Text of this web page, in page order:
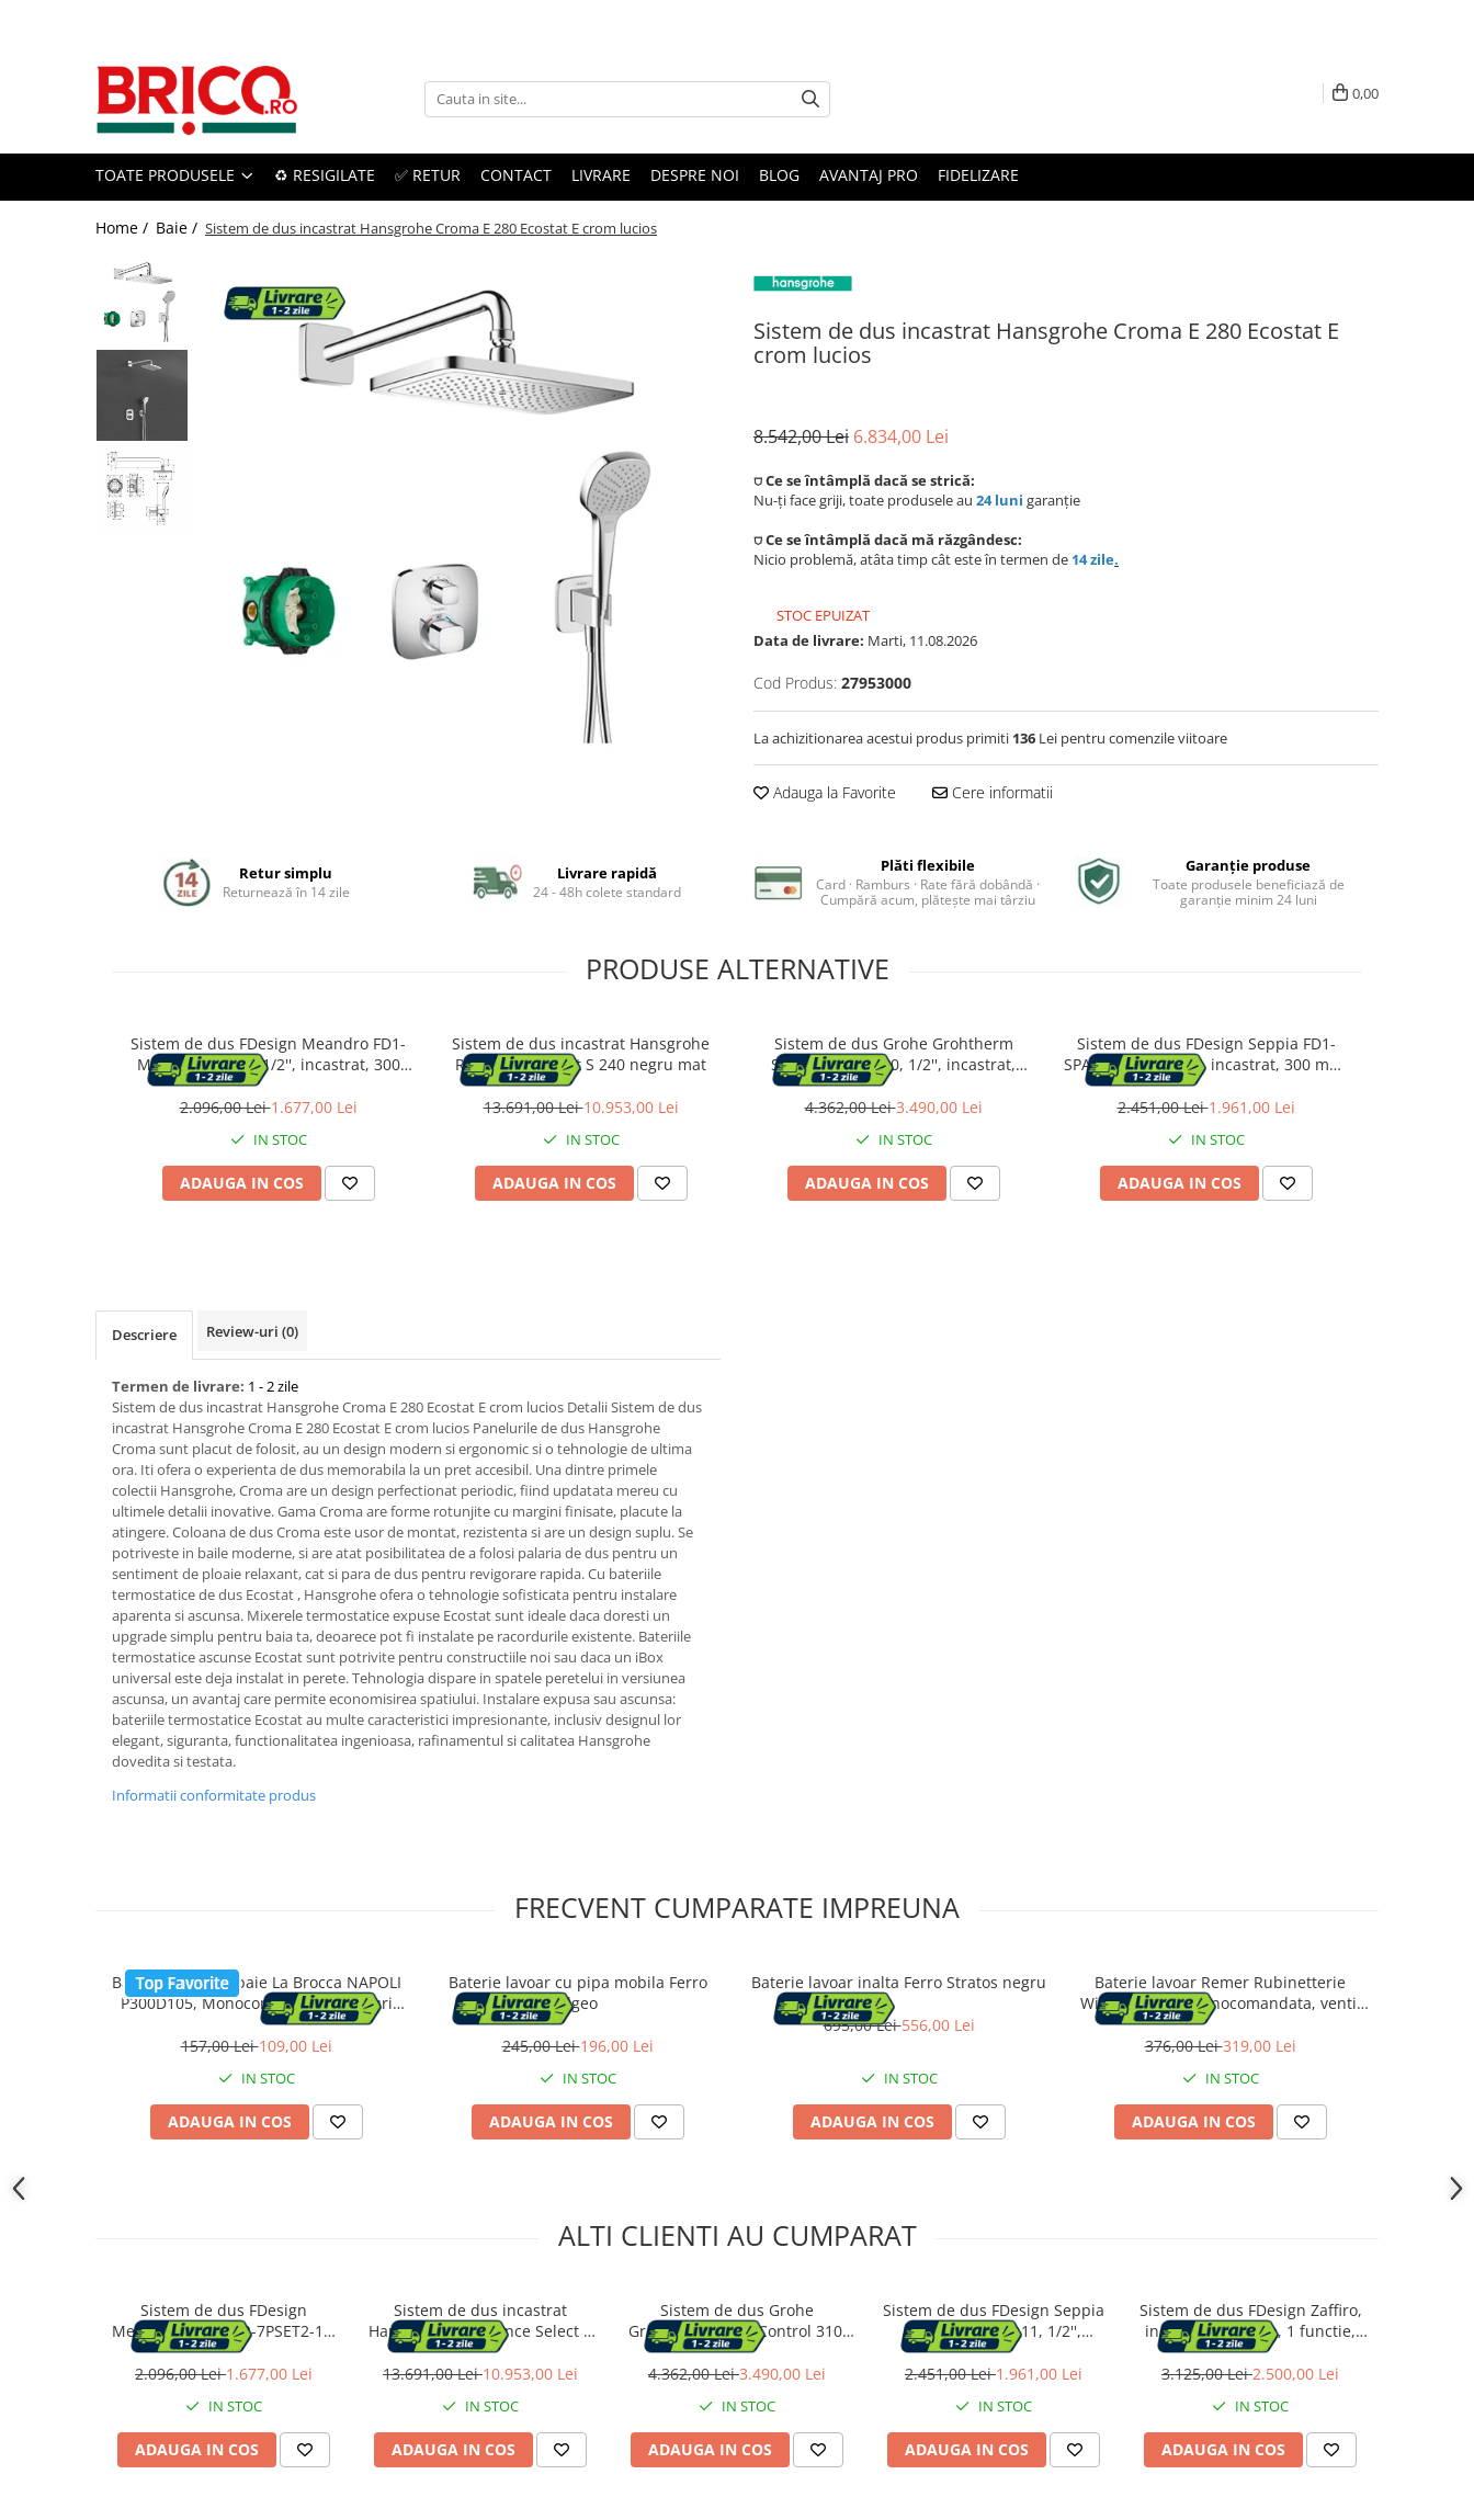
Toate Produsele
Baterii sanitare
Baterii chiuveta baie
Baterii cada si dus
Baterii bideu si dus igienic
Accesorii baterii
Sisteme de dus
Coloane de dus
Aparate de tuns & ras
Cantare corporale
Mobilier pentru baie
Dulapuri baie
Mobilier baie
Suporturi si accesorii de baie
Bucatarie
Mese bucatarie si living
Scaune bucatarie & living
0,00
TOATE PRODUSELE ♻️ RESIGILATE ✅ RETUR CONTACT LIVRARE DESPRE NOI BLOG AVANTAJ PRO FIDELIZARE
Home / Baie / Sistem de dus incastrat Hansgrohe Croma E 280 Ecostat E crom lucios
Sistem de dus incastrat Hansgrohe Croma E 280 Ecostat E
crom lucios
8.542,00 Lei 6.834,00 Lei
⛉ Ce se întâmplă dacă se strică:
Nu-ți face griji, toate produsele au 24 luni garanție
⛉ Ce se întâmplă dacă mă răzgândesc:
Nicio problemă, atâta timp cât este în termen de 14 zile.
STOC EPUIZAT
Data de livrare: Marti, 11.08.2026
Cod Produs: 27953000
La achizitionarea acestui produs primiti 136 Lei pentru comenzile viitoare
Adauga la Favorite Cere informatii
Retur simplu
Returnează în 14 zile
Livrare rapidă
24 - 48h colete standard
Plăti flexibile
Card · Ramburs · Rate fără dobândă ·
Cumpără acum, plătește mai târziu
Garanție produse
Toate produsele beneficiază de
garanție minim 24 luni
PRODUSE ALTERNATIVE
Sistem de dus FDesign Meandro FD1-
MDR-7PSET2-11, 1/2'', incastrat, 300
mm, 1 pulverizare, anti-calcar, crom
2.096,00 Lei1.677,00 Lei
IN STOC
ADAUGA IN COS
Sistem de dus incastrat Hansgrohe
Raindance Select S 240 negru mat
13.691,00 Lei10.953,00 Lei
IN STOC
ADAUGA IN COS
Sistem de dus Grohe Grohtherm
SmartControl 310, 1/2'', incastrat,
termostat
4.362,00 Lei3.490,00 Lei
IN STOC
ADAUGA IN COS
Sistem de dus FDesign Seppia FD1-
SPA-7PSET-11, 1/2'', incastrat, 300 mm,
1 pulverizare, anti-calcar, crom
2.451,00 Lei1.961,00 Lei
IN STOC
ADAUGA IN COS
Descriere Review-uri (0)
Termen de livrare: 1 - 2 zile
Sistem de dus incastrat Hansgrohe Croma E 280 Ecostat E crom lucios Detalii Sistem de dus
incastrat Hansgrohe Croma E 280 Ecostat E crom lucios Panelurile de dus Hansgrohe
Croma sunt placut de folosit, au un design modern si ergonomic si o tehnologie de ultima
ora. Iti ofera o experienta de dus memorabila la un pret accesibil. Una dintre primele
colectii Hansgrohe, Croma are un design perfectionat periodic, fiind updatata mereu cu
ultimele detalii inovative. Gama Croma are forme rotunjite cu margini finisate, placute la
atingere. Coloana de dus Croma este usor de montat, rezistenta si are un design suplu. Se
potriveste in baile moderne, si are atat posibilitatea de a folosi palaria de dus pentru un
sentiment de ploaie relaxant, cat si para de dus pentru revigorare rapida. Cu bateriile
termostatice de dus Ecostat , Hansgrohe ofera o tehnologie sofisticata pentru instalare
aparenta si ascunsa. Mixerele termostatice expuse Ecostat sunt ideale daca doresti un
upgrade simplu pentru baia ta, deoarece pot fi instalate pe racordurile existente. Bateriile
termostatice ascunse Ecostat sunt potrivite pentru constructiile noi sau daca un iBox
universal este deja instalat in perete. Tehnologia dispare in spatele peretelui in versiunea
ascunsa, un avantaj care permite economisirea spatiului. Instalare expusa sau ascunsa:
bateriile termostatice Ecostat au multe caracteristici impresionante, inclusiv designul lor
elegant, siguranta, functionalitatea ingenioasa, rafinamentul si calitatea Hansgrohe
dovedita si testata.
Informatii conformitate produs
FRECVENT CUMPARATE IMPREUNA
Baterie chiuveta baie La Brocca NAPOLI
P300D105, Monocomanda, Racorduri
incluse, Economie de apa, Silentioasa,
Usor de curatat si instalat, alama
157,00 Lei109,00 Lei
IN STOC
ADAUGA IN COS
Baterie lavoar cu pipa mobila Ferro
Algeo
245,00 Lei196,00 Lei
IN STOC
ADAUGA IN COS
Baterie lavoar inalta Ferro Stratos negru
695,00 Lei556,00 Lei
IN STOC
ADAUGA IN COS
Baterie lavoar Remer Rubinetterie
Winner W10P, monocomandata, ventil
pop-up, cartus ceramic, crom lucios,
alama
376,00 Lei319,00 Lei
IN STOC
ADAUGA IN COS
ALTI CLIENTI AU CUMPARAT
Sistem de dus FDesign
Meandro FD1-MDR-7PSET2-11,
1/2'', incastrat, 300 mm, 1
pulverizare, anti-calcar, crom
2.096,00 Lei1.677,00 Lei
IN STOC
ADAUGA IN COS
Sistem de dus incastrat
Hansgrohe Raindance Select S
240 negru mat
13.691,00 Lei10.953,00 Lei
IN STOC
ADAUGA IN COS
Sistem de dus Grohe
Grohtherm SmartControl 310,
1/2'', incastrat, termostat
4.362,00 Lei3.490,00 Lei
IN STOC
ADAUGA IN COS
Sistem de dus FDesign Seppia
FD1-SPA-7PSET-11, 1/2'',
incastrat, 300 mm, 1
pulverizare, anti-calcar, crom
2.451,00 Lei1.961,00 Lei
IN STOC
ADAUGA IN COS
Sistem de dus FDesign Zaffiro,
incastrat, 300 mm, 1 functie,
lucios, auriu, FD1-FD1-ZFR-
7PSET1-55
3.125,00 Lei2.500,00 Lei
IN STOC
ADAUGA IN COS